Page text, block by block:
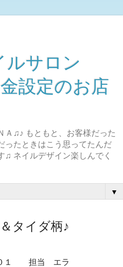
サロン
設定のお店
Ａ♫♪ もともと、お客様だった
ったときはこう思ってたんだ
♫ ネイルデザイン楽しんでく
▼
タイダ柄♪
０１ 担当 エラ